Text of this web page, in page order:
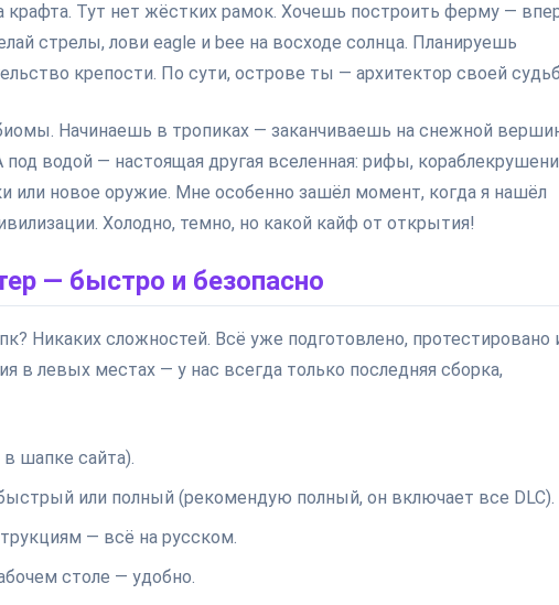
Тут нет жёстких рамок. Хочешь построить ферму —
стрелы, лови eagle и bee на восходе солнца. Планируешь
крепости. По сути, острове ты — архитектор своей
Начинаешь в тропиках — заканчиваешь на снежной
водой — настоящая другая вселенная: рифы,
или новое оружие. Мне особенно зашёл момент, когда я нашёл
Холодно, темно, но какой кайф от открытия!
— быстро и безопасно
Никаких сложностей. Всё уже подготовлено, протестировано
в левых местах — у нас всегда только последняя сборка,
в шапке сайта).
или полный (рекомендую полный, он включает все DLC).
— всё на русском.
столе — удобно.